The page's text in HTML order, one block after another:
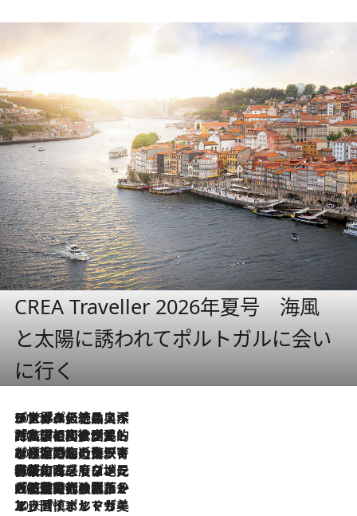
CREA Traveller 2026年夏号 海風
と太陽に誘われてポルトガルに会い
に行く
2026.8.8
リスボンの絶品スイーツ「パステル・デ・ナタ」とは？ポルトガル伝統の奥深い世界へ
2026.7.27
「私の祖国はポルトガル語です」国民的詩人フェルナンド・ペソアと、彼が愛した文学の街を歩く
2026.7.26
ポルトガル近海が育む極上の海の幸。キリリと冷えた白ワインと愉しむ、シーフード専門店の贅沢
2026.7.22
伝統の味をモダンに昇華。高感度な地元客が集う、リスボンの最旬ガストロノミー
2026.7.21
大航海時代の栄華から、震災、独裁、そして革命へ。ポルトガル・首都リスボンの石畳に刻まれた「歴史の光と影」
2026.7.13
エッセイ・ヤマザキマリ「慎ましくも美しき国 ポルトガル」